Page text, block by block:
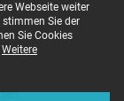
Webseite weiter
Sie der
Sie Cookies
Weitere